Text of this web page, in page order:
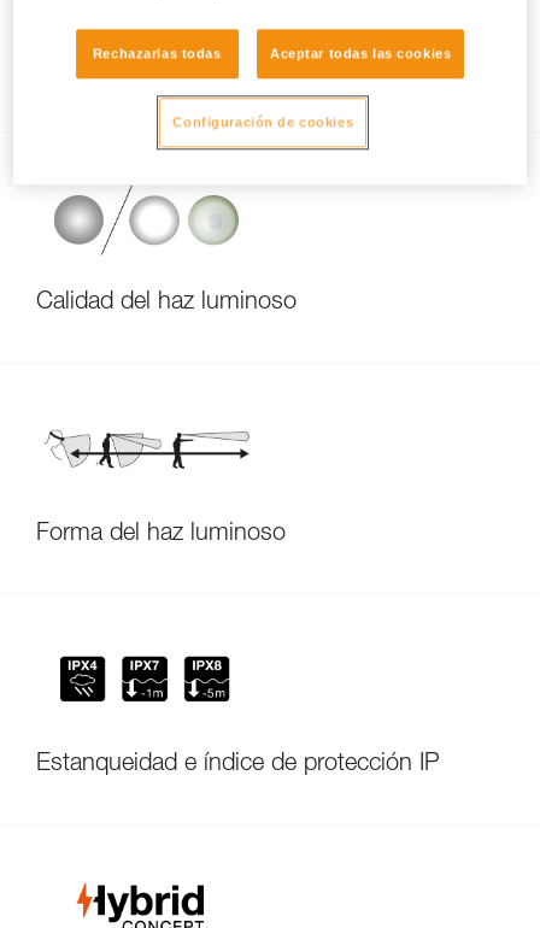
Información relativa a la iluminación con leds
Calidad del haz luminoso
Forma del haz luminoso
Estanqueidad e índice de protección IP
Rechazarlas todas Aceptar todas las cookies
Configuración de cookies